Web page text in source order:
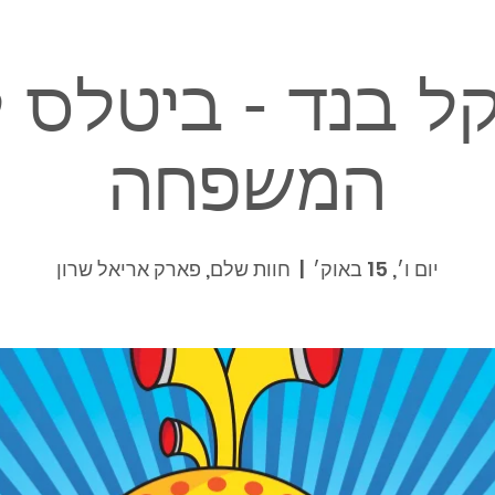
בנד - ביטלס
המשפחה
יום ו׳, 15 באוק׳
  |
חוות שלם, פארק אריאל שרון